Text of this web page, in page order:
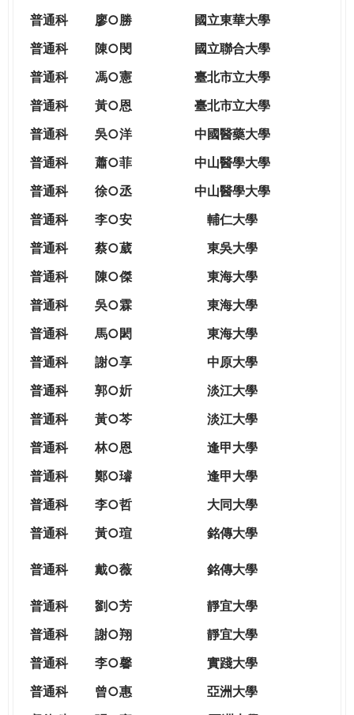
WORLD
TOMORROW
CITIZENSHIP
普通科
廖○勝
國立東華大學
普通科
陳○閔
國立聯合大學
普通科
馮○憲
臺北市立大學
普通科
黃○恩
臺北市立大學
普通科 吳○洋
中國醫藥大學
普通科
蕭○菲
中山醫學大學
普通科
徐○丞
中山醫學大學
普通科
李○安
輔仁大學
普通科
蔡○葳
東吳大學
普通科
陳○傑
東海大學
普通科
吳○霖
東海大學
普通科
馬○閎
東海大學
普通科
謝○享
中原大學
普通科
郭○妡
淡江大學
普通科
黃○芩
淡江大學
普通科
林○恩
逢甲大學
普通科
鄭○璿
逢甲大學
普通科
李○哲
大同大學
普通科
黃○瑄 銘傳大學
普通科 戴○薇 銘傳大學
普通科 劉○芳
靜宜大學
普通科
謝○翔
靜宜大學
普通科
李○馨
實踐大學
普通科
曾○惠
亞洲大學